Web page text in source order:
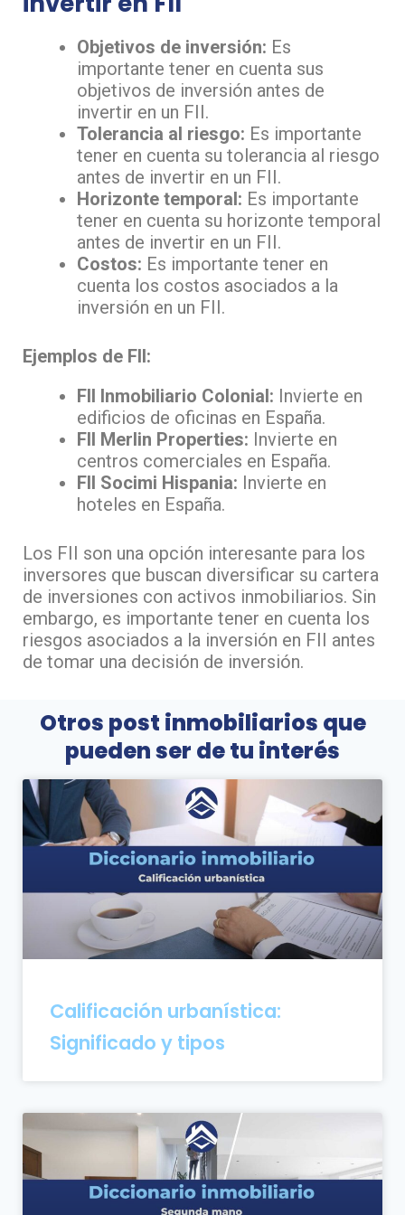
Objetivos de inversión: Es
importante tener en cuenta sus
objetivos de inversión antes de
invertir en un FII.
Tolerancia al riesgo: Es importante
tener en cuenta su tolerancia al riesgo
antes de invertir en un FII.
Horizonte temporal: Es importante
tener en cuenta su horizonte temporal
antes de invertir en un FII.
Costos: Es importante tener en
cuenta los costos asociados a la
inversión en un FII.
Ejemplos de FII:
FII Inmobiliario Colonial: Invierte en
edificios de oficinas en España.
FII Merlin Properties: Invierte en
centros comerciales en España.
FII Socimi Hispania: Invierte en
hoteles en España.
Los FII son una opción interesante para los
inversores que buscan diversificar su cartera
de inversiones con activos inmobiliarios. Sin
embargo, es importante tener en cuenta los
riesgos asociados a la inversión en FII antes
de tomar una decisión de inversión.
Otros post inmobiliarios que
pueden ser de tu interés
Calificación urbanística:
Significado y tipos